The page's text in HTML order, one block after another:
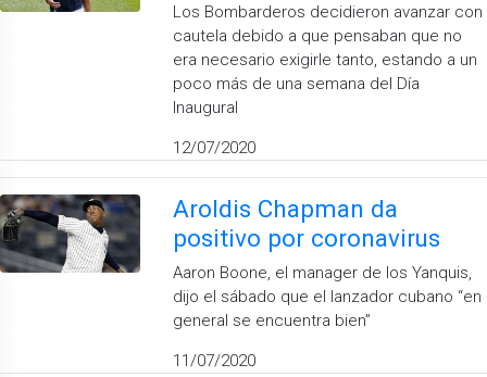
Los Bombarderos decidieron avanzar con
cautela debido a que pensaban que no
era necesario exigirle tanto, estando a un
poco más de una semana del Día
Inaugural
12/07/2020
Aroldis Chapman da
positivo por coronavirus
Aaron Boone, el manager de los Yanquis,
dijo el sábado que el lanzador cubano “en
general se encuentra bien”
11/07/2020